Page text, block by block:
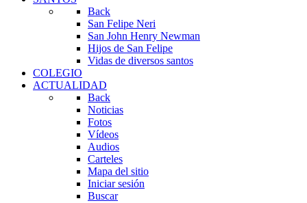
Back
San Felipe Neri
San John Henry Newman
Hijos de San Felipe
Vidas de diversos santos
COLEGIO
ACTUALIDAD
Back
Noticias
Fotos
Vídeos
Audios
Carteles
Mapa del sitio
Iniciar sesión
Buscar